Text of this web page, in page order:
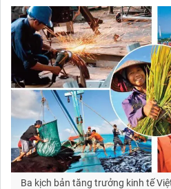
Ba kịch bản tăng trưởng kinh tế